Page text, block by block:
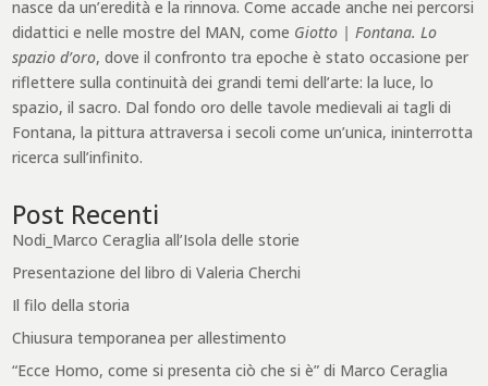
nasce da un’eredità e la rinnova. Come accade anche nei percorsi
didattici e nelle mostre del MAN, come Giotto | Fontana. Lo
spazio d’oro, dove il confronto tra epoche è stato occasione per
riflettere sulla continuità dei grandi temi dell’arte: la luce, lo
spazio, il sacro. Dal fondo oro delle tavole medievali ai tagli di
Fontana, la pittura attraversa i secoli come un’unica, ininterrotta
ricerca sull’infinito.
Post Recenti
Nodi_Marco Ceraglia all’Isola delle storie
Presentazione del libro di Valeria Cherchi
Il filo della storia
Chiusura temporanea per allestimento
“Ecce Homo, come si presenta ciò che si è” di Marco Ceraglia